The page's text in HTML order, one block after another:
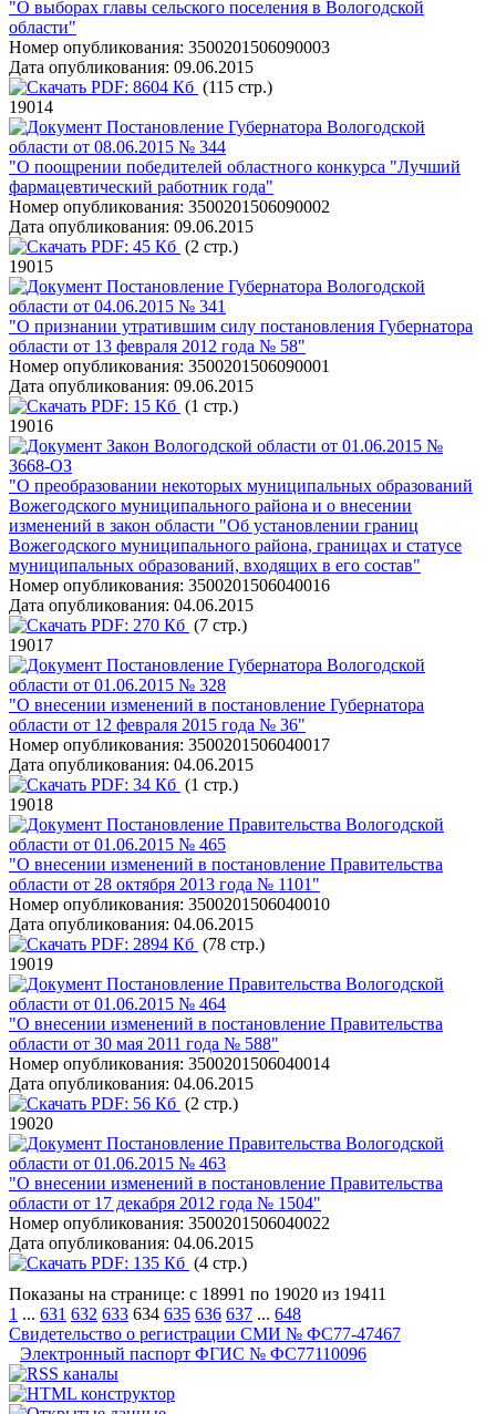
"О выборах главы сельского поселения в Вологодской
области"
Номер опубликования: 3500201506090003
Дата опубликования: 09.06.2015
PDF: 8604 Кб (115 стр.)
19014
Постановление Губернатора Вологодской
области от 08.06.2015 № 344
"О поощрении победителей областного конкурса "Лучший
фармацевтический работник года"
Номер опубликования: 3500201506090002
Дата опубликования: 09.06.2015
PDF: 45 Кб (2 стр.)
19015
Постановление Губернатора Вологодской
области от 04.06.2015 № 341
"О признании утратившим силу постановления Губернатора
области от 13 февраля 2012 года № 58"
Номер опубликования: 3500201506090001
Дата опубликования: 09.06.2015
PDF: 15 Кб (1 стр.)
19016
Закон Вологодской области от 01.06.2015 №
3668-ОЗ
"О преобразовании некоторых муниципальных образований
Вожегодского муниципального района и о внесении
изменений в закон области "Об установлении границ
Вожегодского муниципального района, границах и статусе
муниципальных образований, входящих в его состав"
Номер опубликования: 3500201506040016
Дата опубликования: 04.06.2015
PDF: 270 Кб (7 стр.)
19017
Постановление Губернатора Вологодской
области от 01.06.2015 № 328
"О внесении изменений в постановление Губернатора
области от 12 февраля 2015 года № 36"
Номер опубликования: 3500201506040017
Дата опубликования: 04.06.2015
PDF: 34 Кб (1 стр.)
19018
Постановление Правительства Вологодской
области от 01.06.2015 № 465
"О внесении изменений в постановление Правительства
области от 28 октября 2013 года № 1101"
Номер опубликования: 3500201506040010
Дата опубликования: 04.06.2015
PDF: 2894 Кб (78 стр.)
19019
Постановление Правительства Вологодской
области от 01.06.2015 № 464
"О внесении изменений в постановление Правительства
области от 30 мая 2011 года № 588"
Номер опубликования: 3500201506040014
Дата опубликования: 04.06.2015
PDF: 56 Кб (2 стр.)
19020
Постановление Правительства Вологодской
области от 01.06.2015 № 463
"О внесении изменений в постановление Правительства
области от 17 декабря 2012 года № 1504"
Номер опубликования: 3500201506040022
Дата опубликования: 04.06.2015
PDF: 135 Кб (4 стр.)
Показаны на странице: с 18991 по 19020 из 19411
1 ... 631 632 633 634 635 636 637 ... 648
Свидетельство о регистрации СМИ № ФС77-47467
Электронный паспорт ФГИС № ФС77110096